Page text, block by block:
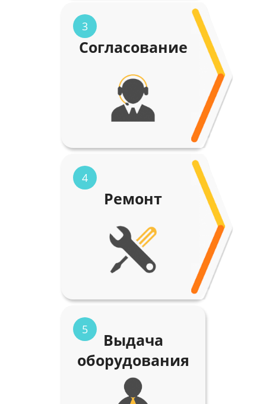
3
Согласование
4
Ремонт
5
Выдача
оборудования